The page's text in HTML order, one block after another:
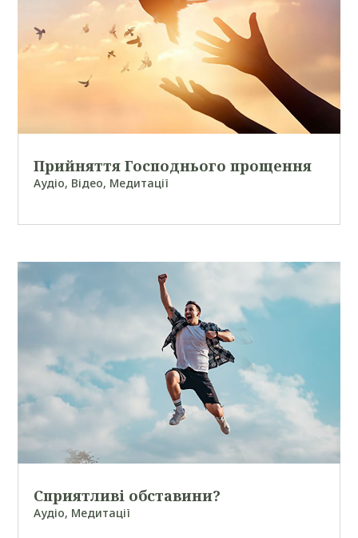
Прийняття Господнього прощення
Аудіо, Відео, Медитації
Сприятливі обставини?
Аудіо, Медитації